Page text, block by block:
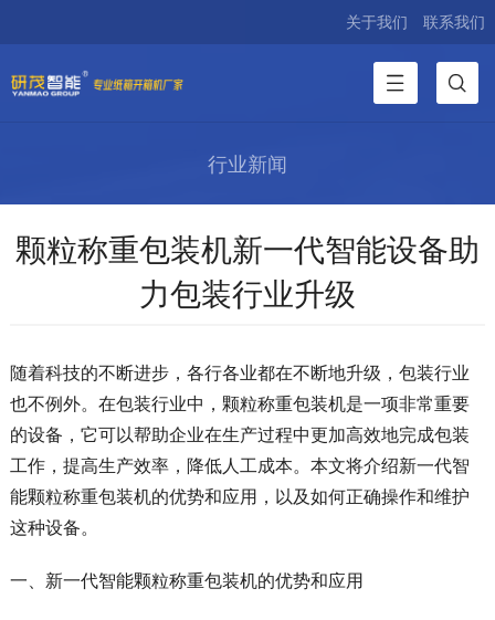
关于我们 联系我们
行业新闻
颗粒称重包装机新一代智能设备助
力包装行业升级
随着科技的不断进步，各行各业都在不断地升级，包装行业
也不例外。在包装行业中，颗粒称重包装机是一项非常重要
的设备，它可以帮助企业在生产过程中更加高效地完成包装
工作，提高生产效率，降低人工成本。本文将介绍新一代智
能颗粒称重包装机的优势和应用，以及如何正确操作和维护
这种设备。
一、新一代智能颗粒称重包装机的优势和应用